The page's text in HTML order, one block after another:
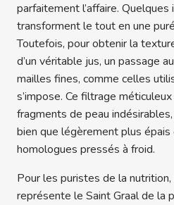
parfaitement l’affaire.
transforment le tout en une
Toutefois, pour obtenir la
d’un véritable jus, un passage
mailles fines, comme celles
s’impose. Ce filtrage
fragments de peau
bien que légèrement plus
homologues pressés à froid.
Pour les puristes de la nutrition,
représente le Saint Graal de la